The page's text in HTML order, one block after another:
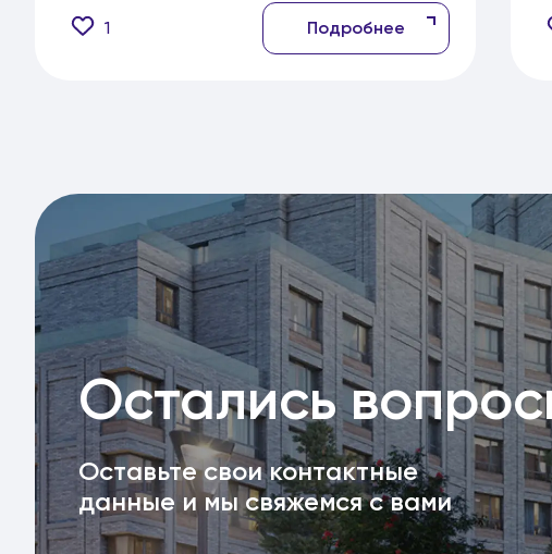
1 Подробнее
Остались
Оставьте свои контактные
данные и мы свяжемся с вами